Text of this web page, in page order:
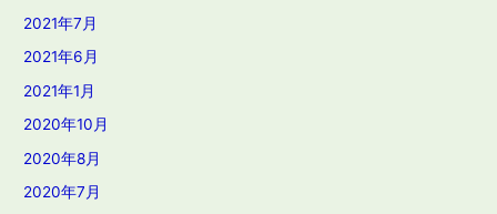
2021年7月
2021年6月
2021年1月
2020年10月
2020年8月
2020年7月